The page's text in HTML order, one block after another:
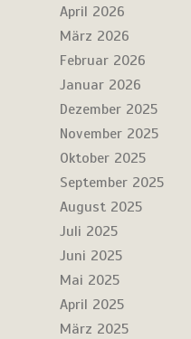
April 2026
März 2026
Februar 2026
Januar 2026
Dezember 2025
November 2025
Oktober 2025
September 2025
August 2025
Juli 2025
Juni 2025
Mai 2025
April 2025
März 2025